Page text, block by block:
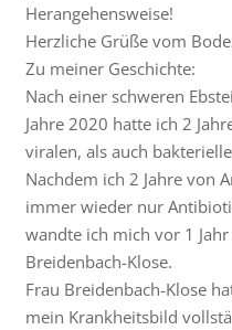
Herangehensweise!
Herzliche Grüße vom
Zu meiner Geschichte:
Nach einer schweren
Jahre 2020 hatte ich 2
viralen, als auch
Nachdem ich 2 Jahre von
immer wieder nur
wandte ich mich vor 1
Breidenbach-Klose.
Frau Breidenbach-Klose
mein Krankheitsbild